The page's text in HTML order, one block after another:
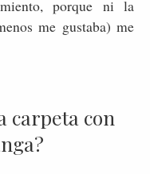
porque ni la
me gustaba) me
carpeta con